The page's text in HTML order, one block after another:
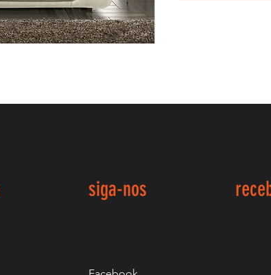
siga-nos